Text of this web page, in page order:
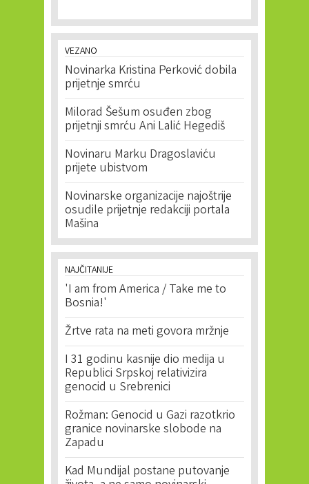
VEZANO
Novinarka Kristina Perković dobila
prijetnje smrću
Milorad Šešum osuđen zbog
prijetnji smrću Ani Lalić Hegediš
Novinaru Marku Dragoslaviću
prijete ubistvom
Novinarske organizacije najoštrije
osudile prijetnje redakciji portala
Mašina
NAJČITANIJE
'I am from America / Take me to
Bosnia!'
Žrtve rata na meti govora mržnje
I 31 godinu kasnije dio medija u
Republici Srpskoj relativizira
genocid u Srebrenici
Rožman: Genocid u Gazi razotkrio
granice novinarske slobode na
Zapadu
Kad Mundijal postane putovanje